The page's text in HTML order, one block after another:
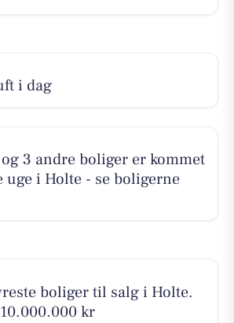
i dag
3 andre boliger er kommet
uge i Holte - se boligerne
boliger til salg i Holte.
kr